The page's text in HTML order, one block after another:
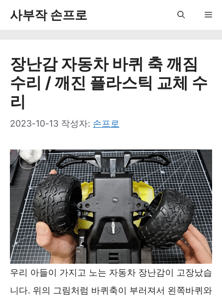
사부작 손프로
장난감 자동차 바퀴 축 깨짐
수리 / 깨진 플라스틱 교체 수
리
2023-10-13 작성자: 손프로
우리 아들이 가지고 노는 자동차 장난감이 고장났습
니다. 위의 그림처럼 바퀴축이 부러져서 왼쪽바퀴와